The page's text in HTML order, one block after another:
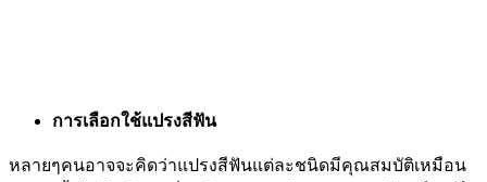
การเลือกใช้แปรงสีฟัน
หลายๆคนอาจจะคิดว่าแปรงสีฟันแต่ละชนิดมีคุณสมบัติเหมือน